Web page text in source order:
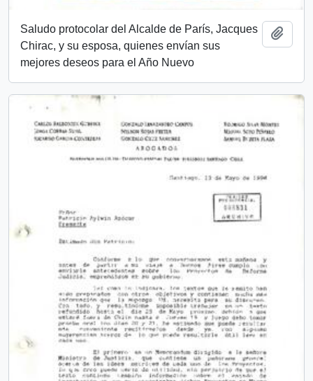
Saludo protocolar del Alcalde de París, Jacques
Chirac, y su esposa, quienes envían sus
mejores deseos para el Año Nuevo